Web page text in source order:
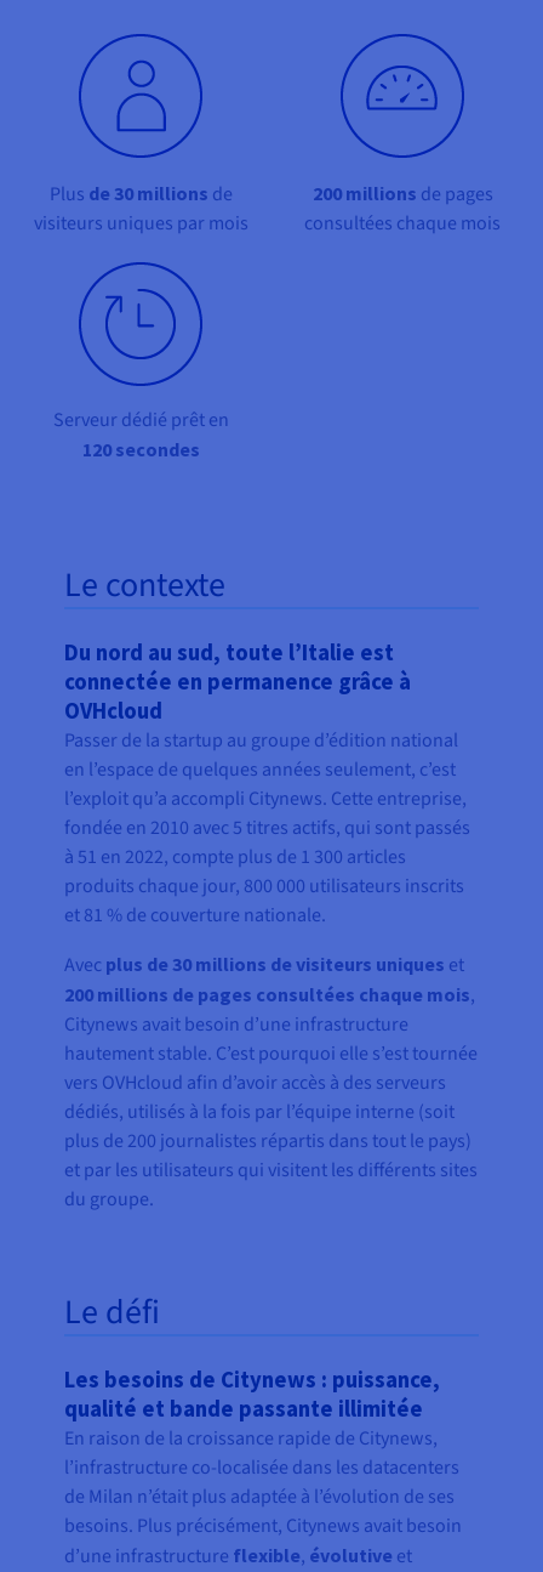
Disponibilités par régions
Documentation
Roadmap & Changelog
Roadmap & Changelog
Roadmap & Changelog
Plus de 30 millions de
visiteurs uniques par mois
200 millions de pages
consultées chaque mois
Serveur dédié prêt en
120 secondes
Le contexte
Du nord au sud, toute l’Italie est
connectée en permanence grâce à
OVHcloud
Passer de la startup au groupe d’édition national
en l’espace de quelques années seulement, c’est
l’exploit qu’a accompli Citynews. Cette entreprise,
fondée en 2010 avec 5 titres actifs, qui sont passés
à 51 en 2022, compte plus de 1 300 articles
produits chaque jour, 800 000 utilisateurs inscrits
et 81 % de couverture nationale.
Avec plus de 30 millions de visiteurs uniques et
200 millions de pages consultées chaque mois,
Citynews avait besoin d’une infrastructure
hautement stable. C’est pourquoi elle s’est tournée
vers OVHcloud afin d’avoir accès à des serveurs
dédiés, utilisés à la fois par l’équipe interne (soit
plus de 200 journalistes répartis dans tout le pays)
et par les utilisateurs qui visitent les différents sites
du groupe.
Le défi
Les besoins de Citynews : puissance,
qualité et bande passante illimitée
En raison de la croissance rapide de Citynews,
l’infrastructure co-localisée dans les datacenters
de Milan n’était plus adaptée à l’évolution de ses
besoins. Plus précisément, Citynews avait besoin
d’une infrastructure flexible, évolutive et